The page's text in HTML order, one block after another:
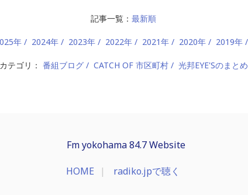
記事一覧： 最新順
年 2024年 2023年 2022年 2021年 2020年 2019年
カテゴリ： 番組ブログ CATCH OF 市区町村 光邦EYE'Sのまとめ
Fm yokohama 84.7 Website
HOME radiko.jpで聴く